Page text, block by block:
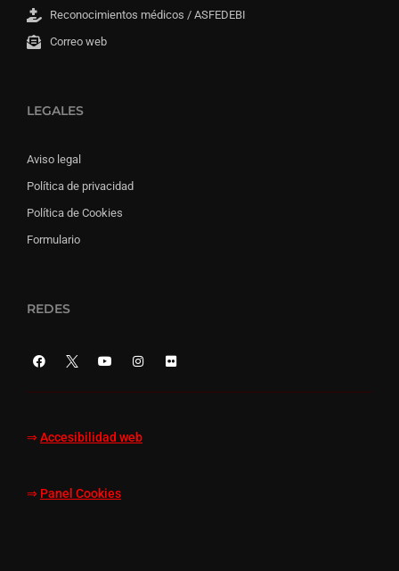
Reconocimientos médicos / ASFEDEBI
Correo web
LEGALES
Aviso legal
Política de privacidad
Política de Cookies
Formulario
REDES
⇒ Accesibilidad web
⇒ Panel Cookies